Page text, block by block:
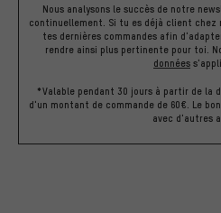
Nous analysons le succès de notre
continuellement. Si tu es déjà client chez
tes dernières commandes afin
rendre ainsi plus pertinente pour toi.
données
*Valable pendant 30 jours à partir de la
d'un montant de commande de 60€. Le
avec d'autres